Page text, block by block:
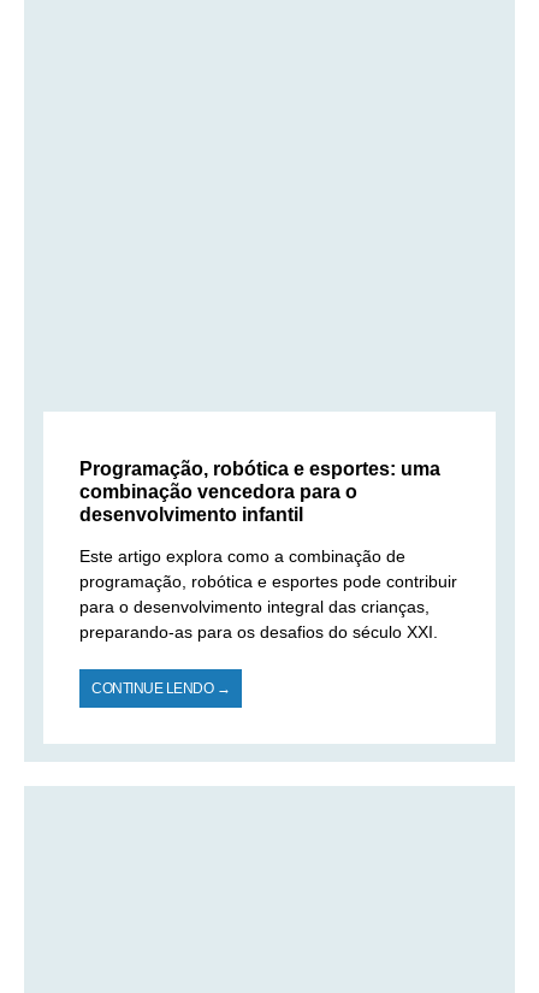
Programação, robótica e esportes: uma
combinação vencedora para o
desenvolvimento infantil
Este artigo explora como a combinação de
programação, robótica e esportes pode contribuir
para o desenvolvimento integral das crianças,
preparando-as para os desafios do século XXI.
CONTINUE LENDO →